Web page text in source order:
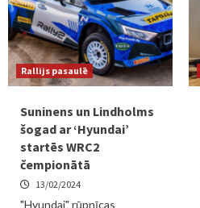
Rallijs pasaulē
Suninens un Lindholms
šogad ar ‘Hyundai’
startēs WRC2
čempionātā
13/02/2024
"Hyundai" rūpnīcas